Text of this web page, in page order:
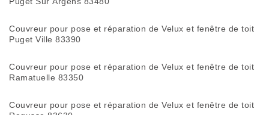
Couvreur pour pose et réparation de Velux et fenêtre de toit
Puget Ville 83390
Couvreur pour pose et réparation de Velux et fenêtre de toit
Ramatuelle 83350
Couvreur pour pose et réparation de Velux et fenêtre de toit